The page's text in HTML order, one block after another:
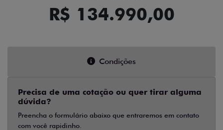
R$ 134.990,00
Condições
Precisa de uma cotação ou quer tirar alguma
dúvida?
Preencha o formulário abaixo que entraremos em contato
com você rapidinho.